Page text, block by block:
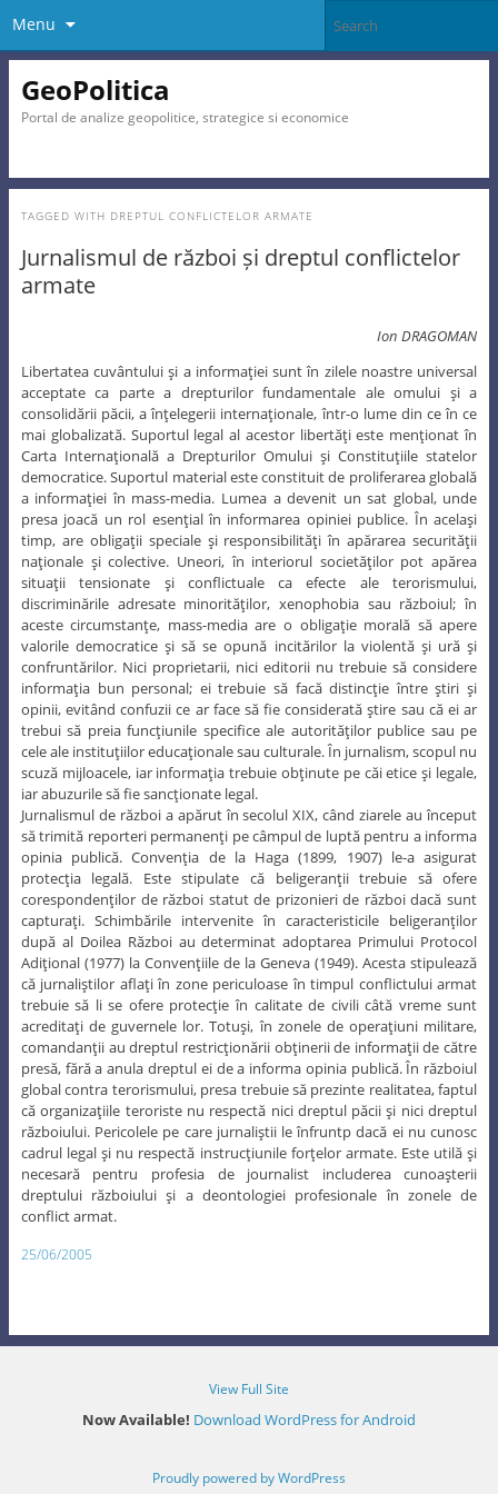
Menu
GeoPolitica
Portal de analize geopolitice, strategice si economice
TAGGED WITH DREPTUL CONFLICTELOR ARMATE
Jurnalismul de război și dreptul conflictelor
armate
Ion DRAGOMAN
Libertatea cuvântului şi a informaţiei sunt în zilele noastre universal
acceptate ca parte a drepturilor fundamentale ale omului şi a
consolidării păcii, a înţelegerii internaţionale, într-o lume din ce în ce
mai globalizată. Suportul legal al acestor libertăţi este menţionat în
Carta Internaţională a Drepturilor Omului şi Constituţiile statelor
democratice. Suportul material este constituit de proliferarea globală
a informaţiei în mass-media. Lumea a devenit un sat global, unde
presa joacă un rol esenţial în informarea opiniei publice. În acelaşi
timp, are obligaţii speciale şi responsibilităţi în apărarea securităţii
naţionale şi colective. Uneori, în interiorul societăţilor pot apărea
situaţii tensionate şi conflictuale ca efecte ale terorismului,
discriminările adresate minorităţilor, xenophobia sau războiul; în
aceste circumstanţe, mass-media are o obligaţie morală să apere
valorile democratice şi să se opună incitărilor la violentă şi ură şi
confruntărilor. Nici proprietarii, nici editorii nu trebuie să considere
informaţia bun personal; ei trebuie să facă distincţie între ştiri şi
opinii, evitând confuzii ce ar face să fie considerată ştire sau că ei ar
trebui să preia funcţiunile specifice ale autorităţilor publice sau pe
cele ale instituţiilor educaţionale sau culturale. În jurnalism, scopul nu
scuză mijloacele, iar informaţia trebuie obţinute pe căi etice şi legale,
iar abuzurile să fie sancţionate legal.
Jurnalismul de război a apărut în secolul XIX, când ziarele au început
să trimită reporteri permanenţi pe câmpul de luptă pentru a informa
opinia publică. Convenţia de la Haga (1899, 1907) le-a asigurat
protecţia legală. Este stipulate că beligeranţii trebuie să ofere
corespondenţilor de război statut de prizonieri de război dacă sunt
capturaţi. Schimbările intervenite în caracteristicile beligeranţilor
după al Doilea Război au determinat adoptarea Primului Protocol
Adiţional (1977) la Convenţiile de la Geneva (1949). Acesta stipulează
că jurnaliştilor aflaţi în zone periculoase în timpul conflictului armat
trebuie să li se ofere protecţie în calitate de civili câtă vreme sunt
acreditaţi de guvernele lor. Totuşi, în zonele de operaţiuni militare,
comandanţii au dreptul restricţionării obţinerii de informaţii de către
presă, fără a anula dreptul ei de a informa opinia publică. În războiul
global contra terorismului, presa trebuie să prezinte realitatea, faptul
că organizaţiile teroriste nu respectă nici dreptul păcii şi nici dreptul
războiului. Pericolele pe care jurnaliştii le înfruntp dacă ei nu cunosc
cadrul legal şi nu respectă instrucţiunile forţelor armate. Este utilă şi
necesară pentru profesia de journalist includerea cunoaşterii
dreptului războiului şi a deontologiei profesionale în zonele de
conflict armat.
25/06/2005
View Full Site
Now Available! Download WordPress for Android
Proudly powered by WordPress